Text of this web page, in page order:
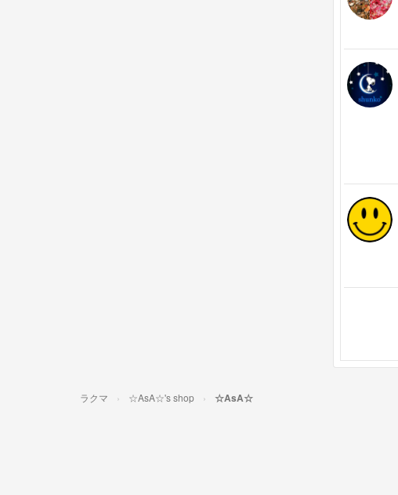
ラクマ ☆AsA☆'s shop ☆AsA☆